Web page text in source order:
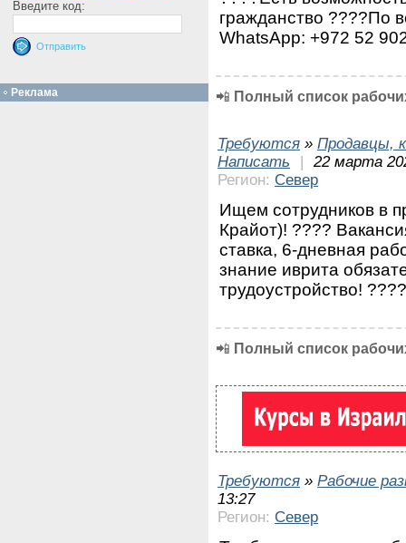
гражданство ????По
WhatsApp: +972 52
📲 Полный список
Требуются » Продавцы,
Написать
|
22 марта
Регион: Север
Ищем сотрудников в
Крайот)! ????
ставка, 6-дневная
знание иврита
трудоустройство!
📲 Полный список
Требуются » Рабочие
13:27
Регион: Север
Введите код:
Реклама